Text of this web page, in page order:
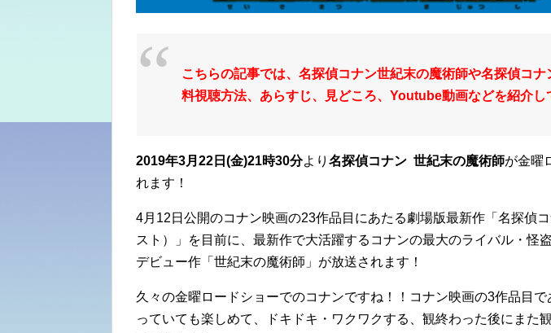
こちらの記事では、名探偵コナン世紀末の魔術師や名探偵コナ
料視聴方法、あらすじ、見どころ、Youtube動画などを紹介し
2019年3月22日(金)21時30分より 名探偵コナン 世紀末の魔術師が金曜
れます！
4月12日公開のコナン映画の23作品目にあたる劇場版最新作「名探偵
スト）」を目前に、最新作で大活躍するコナンの最大のライバル・怪
デビュー作「世紀末の魔術師」が放送されます！
久々の金曜ロードショーでのコナンですね！！コナン映画の3作品目
っていても楽しめて、ドキドキ・ワクワクする、観終わった後にまた